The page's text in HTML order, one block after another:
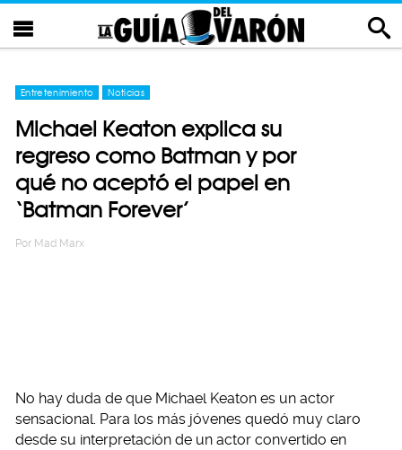
Entretenimiento Noticias
Michael Keaton explica su
regreso como Batman y por
qué no aceptó el papel en
‘Batman Forever’
Por Mad Marx
No hay duda de que Michael Keaton es un actor
sensacional. Para los más jóvenes quedó muy claro
desde su interpretación de un actor convertido en